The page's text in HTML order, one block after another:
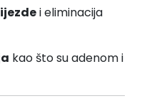
i eliminacija
kao što su adenom i